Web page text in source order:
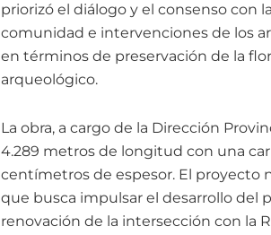
priorizó el diálogo y el consenso
comunidad e intervenciones de los
en términos de preservación de la
arqueológico.
La obra, a cargo de la Dirección
4.289 metros de longitud con una
centímetros de espesor. El proyecto
que busca impulsar el desarrollo del
renovación de la intersección con la